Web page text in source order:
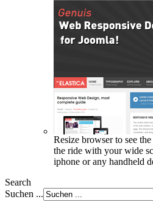
Resize browser to see
the ride with your wide
iphone or any handheld
Search
Suchen ...